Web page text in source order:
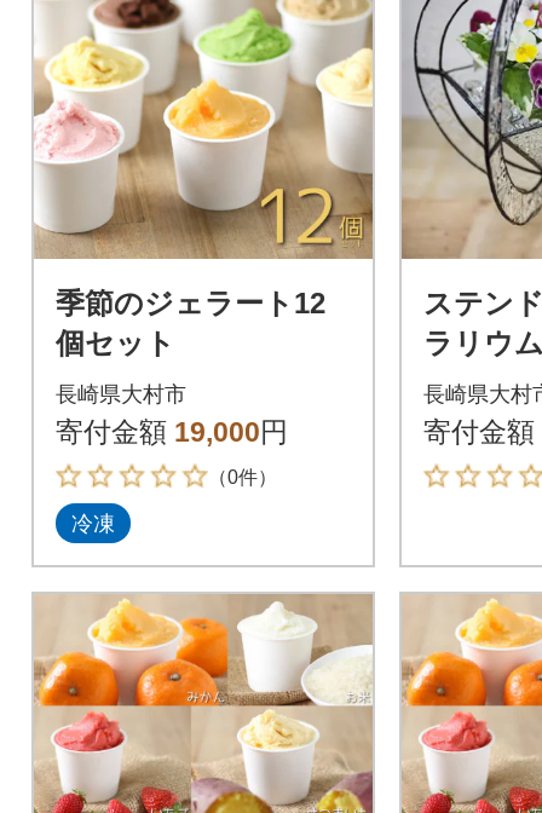
季節のジェラート12
個セット
長崎県大村市
寄付金額 19,000円
（0件）
冷凍
ステン
ラリウ
ン付
長崎県大村
寄付金額